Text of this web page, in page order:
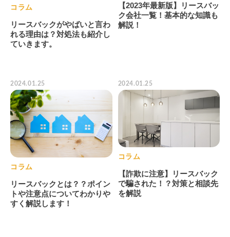
コラム
リースバックがやばいと言わ
れる理由は？対処法も紹介し
ていきます。
【2023年最新版】リースバッ
ク会社一覧！基本的な知識も
解説！
2024.01.25
コラム
リースバックとは？？ポイン
トや注意点についてわかりや
すく解説します！
2024.01.25
コラム
【詐欺に注意】リースバック
で騙された！？対策と相談先
を解説